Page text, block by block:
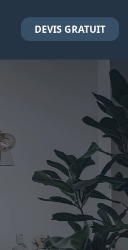
DEVIS GRATUIT